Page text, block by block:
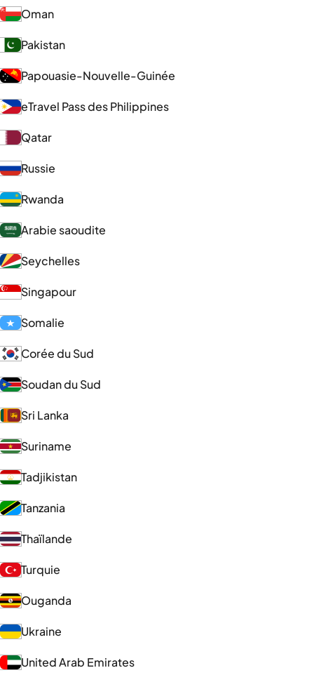
Oman
Pakistan
Papouasie-Nouvelle-Guinée
eTravel Pass des Philippines
Qatar
Russie
Rwanda
Arabie saoudite
Seychelles
Singapour
Somalie
Corée du Sud
Soudan du Sud
Sri Lanka
Suriname
Tadjikistan
Tanzania
Thaïlande
Turquie
Ouganda
Ukraine
United Arab Emirates